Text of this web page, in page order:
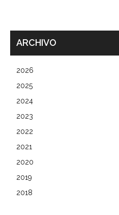
ARCHIVO
2026
2025
2024
2023
2022
2021
2020
2019
2018